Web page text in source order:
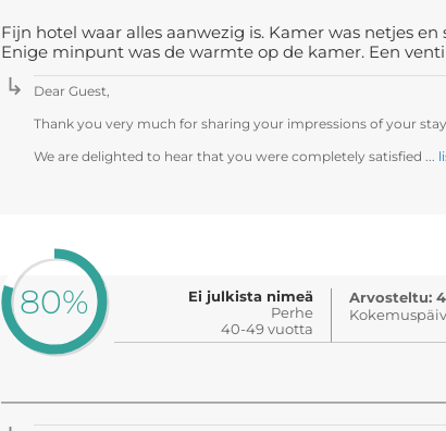
Fijn hotel waar alles aanwezig is. Kamer was netjes
Enige minpunt was de warmte op de kamer. Een
Dear Guest,
Thank you very much for sharing your impressions of your
We are delighted to hear that you were completely satisfied ...
80%
Ei julkista nimeä
Perhe
40-49 vuotta
Arvosteltu: